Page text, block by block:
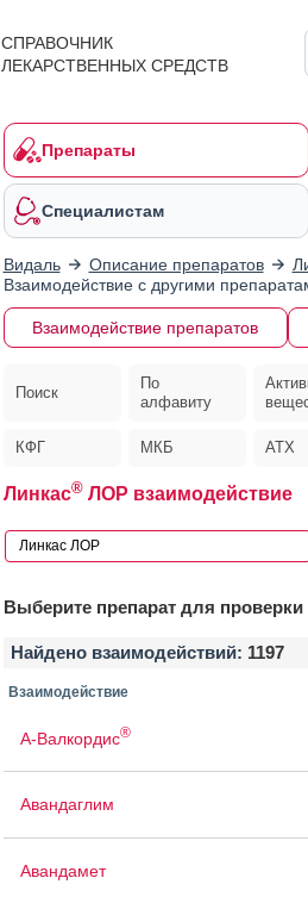
СПРАВОЧНИК
ЛЕКАРСТВЕННЫХ СРЕДСТВ
Препараты
Специалистам
Видаль Описание препаратов
Взаимодействие с другими
Взаимодействие препаратов
Поиск
По
алфавиту
КФГ МКБ АТХ
Линкас®ЛОР взаимодействие
Выберите препарат для проверки
Найдено взаимодействий: 1197
Взаимодействие
А-Валкордис®
Авандаглим
Авандамет